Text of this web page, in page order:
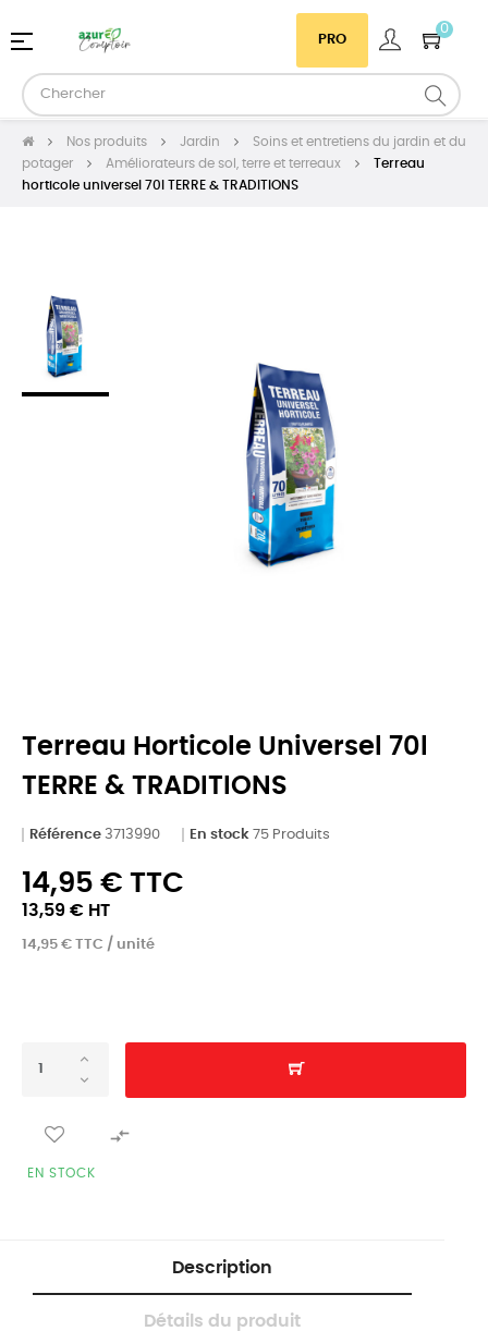
PRO
0
Basculer
navigation
☰
Nos produits Jardin
Soins et entretiens du jardin et du
potager
Améliorateurs de sol, terre et terreaux
Terreau
horticole universel 70l TERRE & TRADITIONS
Terreau Horticole Universel 70l
TERRE & TRADITIONS
Référence 3713990 En stock 75 Produits
14,95 € TTC
13,59 € HT
14,95 € TTC / unité

EN STOCK
Description
Détails du produit